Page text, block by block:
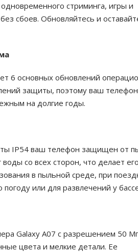
стриминга, игры и
сбоев. Обновляйтесь и
6 основных обновлений
защиты, поэтому ваш телефон
на долгие годы.
IP54 ваш телефон защищен от
воды со всех сторон, что делает
в пыльной среде, при
или для развлечений у
Galaxy A07 с разрешением 50
цвета и мелкие детали. Ее